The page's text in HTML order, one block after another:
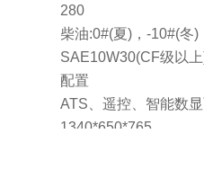
280
柴油:0#(夏)，-10#(冬)
SAE10W30(CF级以
配置
ATS、遥控、智能数
1340*650*765